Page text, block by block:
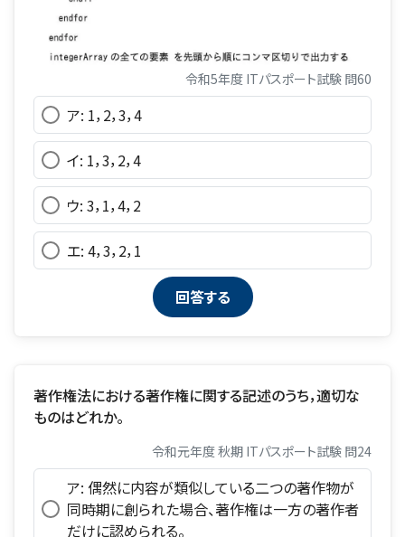
令和5年度 ITパスポート試験 問60
ア: 1，2，3，4
イ: 1，3，2，4
ウ: 3，1，4，2
エ: 4，3，2，1
著作権法における著作権に関する記述のうち，適切な
ものはどれか。
令和元年度 秋期 ITパスポート試験 問24
ア: 偶然に内容が類似している二つの著作物が
同時期に創られた場合、著作権は一方の著作者
だけに認められる。